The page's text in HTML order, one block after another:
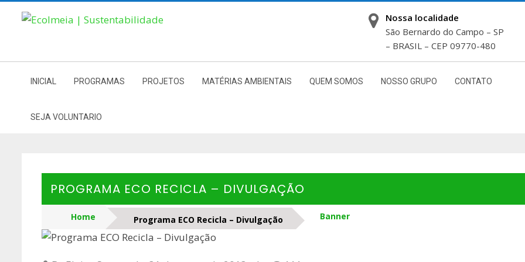
Nossa localidade
São Bernardo do Campo – SP
– BRASIL – CEP 09770-480
INICIAL PROGRAMAS PROJETOS MATÉRIAS AMBIENTAIS QUEM SOMOS NOSSO GRUPO CONTATO
SEJA VOLUNTARIO
PROGRAMA ECO RECICLA – DIVULGAÇÃO
Home Banner
Programa ECO Recicla – Divulgação